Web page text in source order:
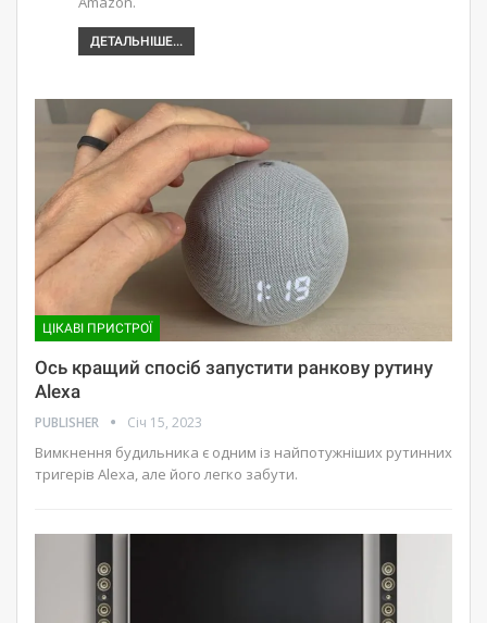
ДЕТАЛЬНІШЕ...
ЦІКАВІ ПРИСТРОЇ
Ось кращий спосіб запустити ранкову рутину
Alexa
PUBLISHER Січ 15, 2023
Вимкнення будильника є одним із найпотужніших рутинних
тригерів Alexa, але його легко забути.